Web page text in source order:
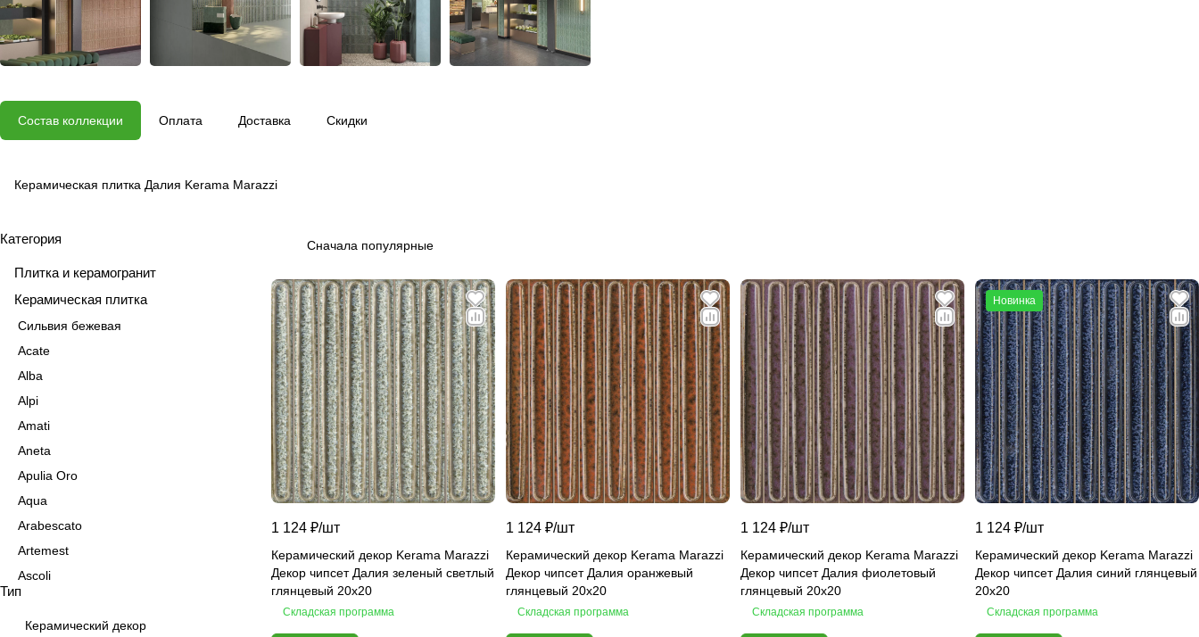
Состав коллекции Оплата Доставка Скидки
Керамическая плитка Далия Kerama Marazzi
Сначала популярные
1 124 ₽/шт
Керамический декор Kerama Marazzi
Декор чипсет Далия зеленый светлый
глянцевый 20x20
Складская программа
1 124 ₽/шт
Керамический декор Kerama Marazzi
Декор чипсет Далия оранжевый
глянцевый 20x20
Складская программа
1 124 ₽/шт
Керамический декор Kerama Marazzi
Декор чипсет Далия фиолетовый
глянцевый 20x20
Складская программа
Новинка
1 124 ₽/шт
Керамический декор Kerama Marazzi
Декор чипсет Далия синий глянцевый
20x20
Складская программа
Категория
Плитка и керамогранит
Керамическая плитка
Сильвия бежевая
Acate
Alba
Alpi
Amati
Aneta
Apulia Oro
Aqua
Arabescato
Artemest
Ascoli
Aspen
Astrid
Тип
Керамический декор